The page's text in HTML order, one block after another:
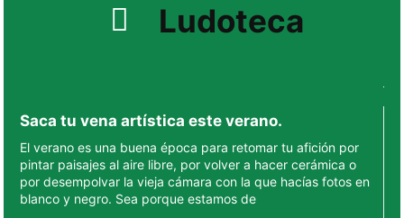
Ludoteca
Saca tu vena artística este verano.
El verano es una buena época para retomar tu afición por
pintar paisajes al aire libre, por volver a hacer cerámica o
por desempolvar la vieja cámara con la que hacías fotos en
blanco y negro. Sea porque estamos de